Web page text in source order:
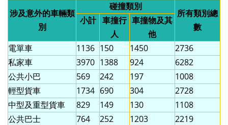
涉及意外的車輛類
別
碰撞類別
所有類別總
數
小計 車撞行
人
車撞物及其
他
電單車
1136 150 1450
2736
私家車
3970 1388 924
6282
公共小巴
569 242 197
1008
輕型貨車
1734 690 304
2728
中型及重型貨車
829 149 130
1108
公共巴士
764 252 1203
2219